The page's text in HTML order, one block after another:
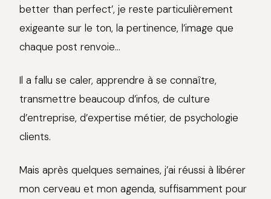
better than perfect’, je reste particulièrement
exigeante sur le ton, la pertinence, l’image que
chaque post renvoie…
Il a fallu se caler, apprendre à se connaître,
transmettre beaucoup d’infos, de culture
d’entreprise, d’expertise métier, de psychologie
clients.
Mais après quelques semaines, j’ai réussi à libérer
mon cerveau et mon agenda, suffisamment pour